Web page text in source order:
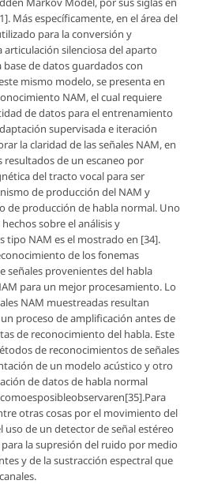
Más específicamente, en el área del
para la conversión y
silenciosa del aparto
de datos guardados con
mismo modelo, se presenta en
NAM, el cual requiere
de datos para el entrenamiento
supervisada e iteración
la claridad de las señales NAM, en
de un escaneo por
del tracto vocal para ser
de producción del NAM y
de producción de habla normal. Uno
sobre el análisis y
tipo NAM es el mostrado en [34].
de los fonemas
señales provenientes del habla
para un mejor procesamiento. Lo
NAM muestreadas resultan
proceso de amplificación antes de
de reconocimiento del habla. Este
de reconocimientos de señales
de un modelo acústico y otro
de datos de habla normal
otras cosas por el movimiento del
uso de un detector de señal estéreo
la supresión del ruido por medio
y de la sustracción espectral que